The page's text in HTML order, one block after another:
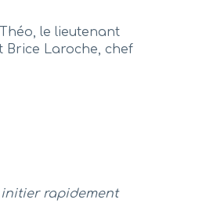
le lieutenant
Brice Laroche, chef
rapidement